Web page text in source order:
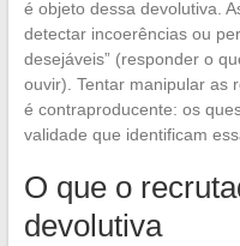
é objeto dessa devolutiva.
detectar incoerências ou
desejáveis” (responder o
ouvir). Tentar manipular as
é contraproducente: os
validade que identificam
O que o
devolutiva